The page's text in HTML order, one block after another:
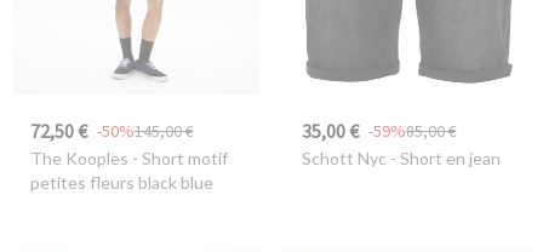
72,50 € 145,00 €
-50%
The Kooples - Short motif
petites fleurs black blue
35,00 € 85,00 €
-59%
Schott Nyc - Short en jean